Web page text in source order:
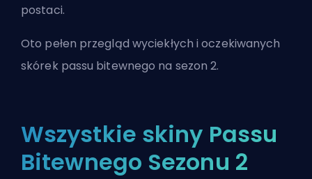
postaci.
Oto pełen przegląd wyciekłych i oczekiwanych
skórek passu bitewnego na sezon 2.
Wszystkie skiny Passu
Bitewnego Sezonu 2